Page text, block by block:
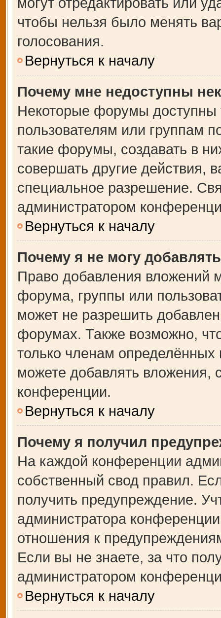
чтобы нельзя было менять
голосования.
Вернуться к началу
Почему мне недоступны
Некоторые форумы доступны
пользователям или группам
такие форумы, создавать в
совершать другие действия,
специальное разрешение.
администратором
Вернуться к началу
Почему я не могу
Право добавления вложений
форума, группы или
может не разрешить
форумах. Также возможно,
только членам
можете добавлять вложения,
конференции.
Вернуться к началу
Почему я получил
На каждой конференции
собственный свод правил.
получить предупреждение.
администратора
отношения к
Если вы не знаете, за что
администратором
Вернуться к началу